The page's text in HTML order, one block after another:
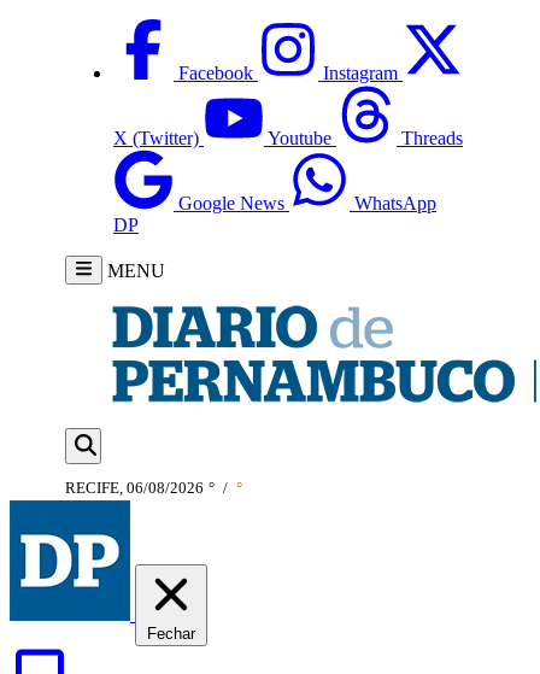
Facebook Instagram
X (Twitter) Youtube Threads
Google News
WhatsApp
DP
MENU
RECIFE, 06/08/2026 ° / °
Fechar